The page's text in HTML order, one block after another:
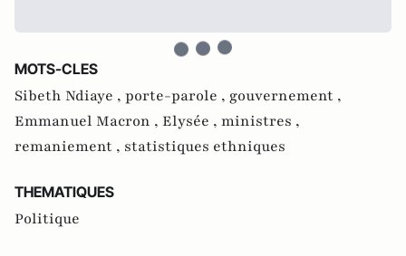
MOTS-CLES
Sibeth Ndiaye , porte-parole , gouvernement ,
Emmanuel Macron , Elysée , ministres ,
remaniement , statistiques ethniques
THEMATIQUES
Politique